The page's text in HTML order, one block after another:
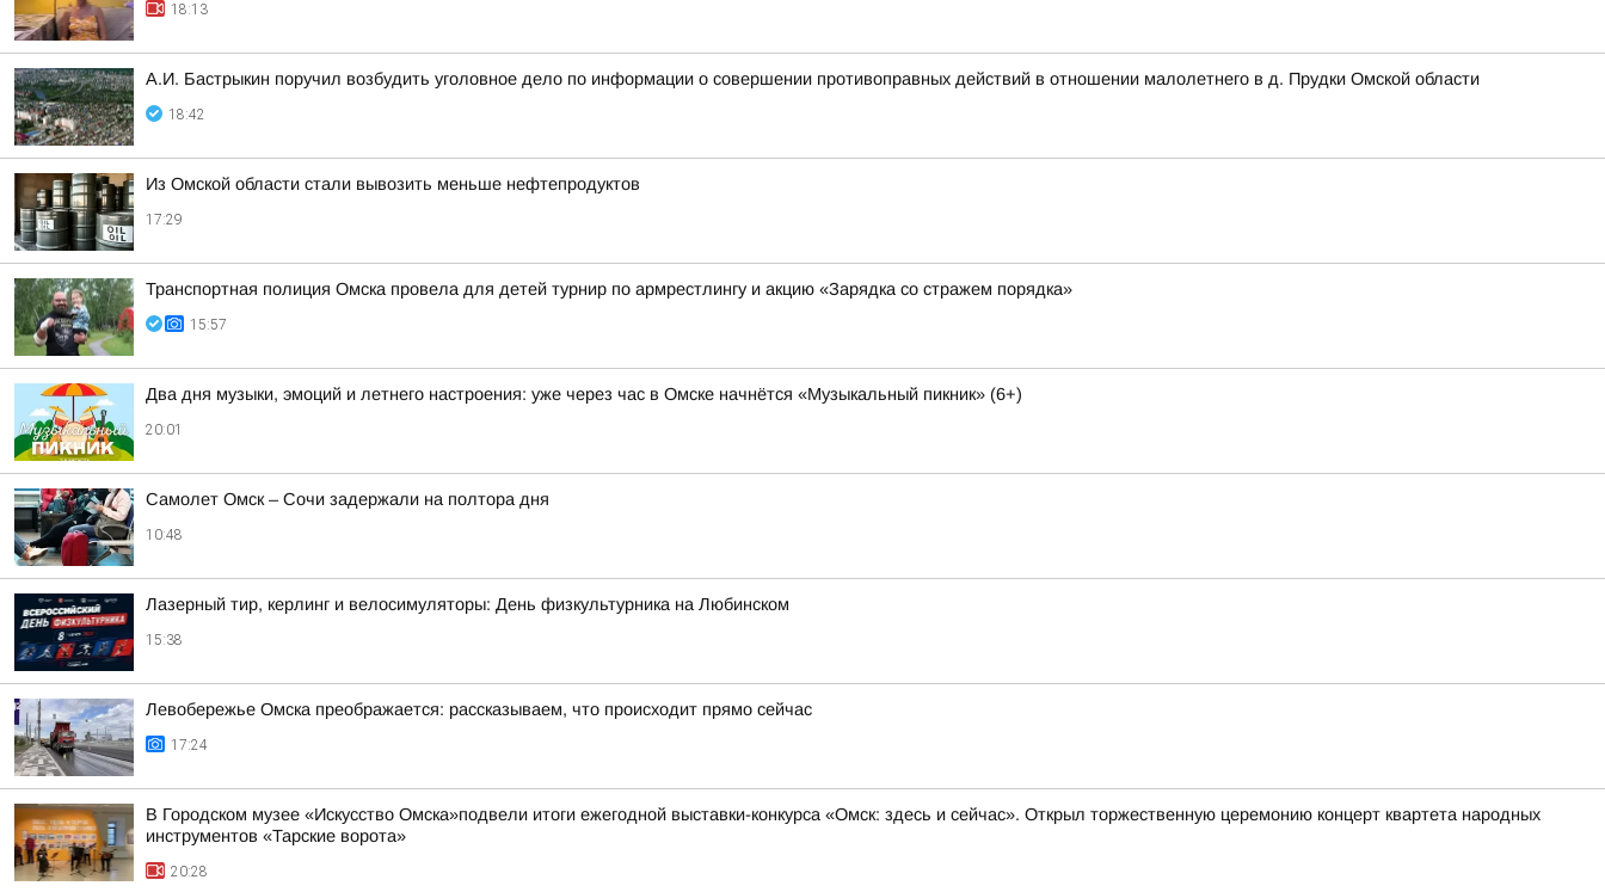
18:13
А.И. Бастрыкин поручил возбудить уголовное дело по информации о совершении противоправных действий в отношении малолетнего в д. Прудки Омской области
18:42
Из Омской области стали вывозить меньше нефтепродуктов
17:29
Транспортная полиция Омска провела для детей турнир по армрестлингу и акцию «Зарядка со стражем порядка»
15:57
Два дня музыки, эмоций и летнего настроения: уже через час в Омске начнётся «Музыкальный пикник» (6+)
20:01
Самолет Омск – Сочи задержали на полтора дня
10:48
Лазерный тир, керлинг и велосимуляторы: День физкультурника на Любинском
15:38
Левобережье Омска преображается: рассказываем, что происходит прямо сейчас
17:24
В Городском музее «Искусство Омска»подвели итоги ежегодной выставки-конкурса «Омск: здесь и сейчас». Открыл торжественную церемонию концерт квартета народных
инструментов «Тарские ворота»
20:28